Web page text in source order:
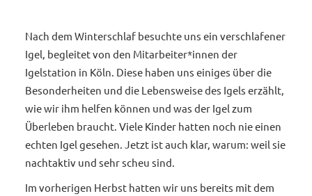
Nach dem Winterschlaf besuchte uns ein verschlafener
Igel, begleitet von den Mitarbeiter*innen der
Igelstation in Köln. Diese haben uns einiges über die
Besonderheiten und die Lebensweise des Igels erzählt,
wie wir ihm helfen können und was der Igel zum
Überleben braucht. Viele Kinder hatten noch nie einen
echten Igel gesehen. Jetzt ist auch klar, warum: weil sie
nachtaktiv und sehr scheu sind.
Im vorherigen Herbst hatten wir uns bereits mit dem